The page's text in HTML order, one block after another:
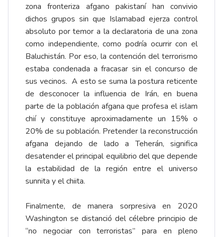
zona fronteriza afgano pakistaní han convivio
dichos grupos sin que Islamabad ejerza control
absoluto por temor a la declaratoria de una zona
como independiente, como podría ocurrir con el
Baluchistán. Por eso, la contención del terrorismo
estaba condenada a fracasar sin el concurso de
sus vecinos. A esto se suma la postura reticente
de desconocer la influencia de Irán, en buena
parte de la población afgana que profesa el islam
chií y constituye aproximadamente un 15% o
20% de su población. Pretender la reconstrucción
afgana dejando de lado a Teherán, significa
desatender el principal equilibrio del que depende
la estabilidad de la región entre el universo
sunnita y el chiita.
Finalmente, de manera sorpresiva en 2020
Washington se distanció del célebre principio de
“no negociar con terroristas” para en pleno